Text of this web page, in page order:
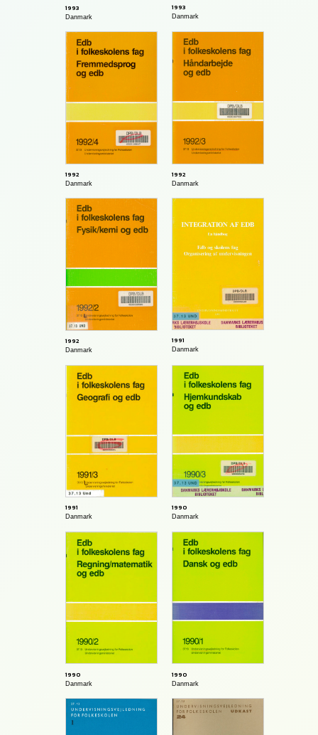
1993
Danmark
1993
Danmark
1992
Danmark
1992
Danmark
1992
Danmark
1991
Danmark
1991
Danmark
1990
Danmark
1990
Danmark
1990
Danmark